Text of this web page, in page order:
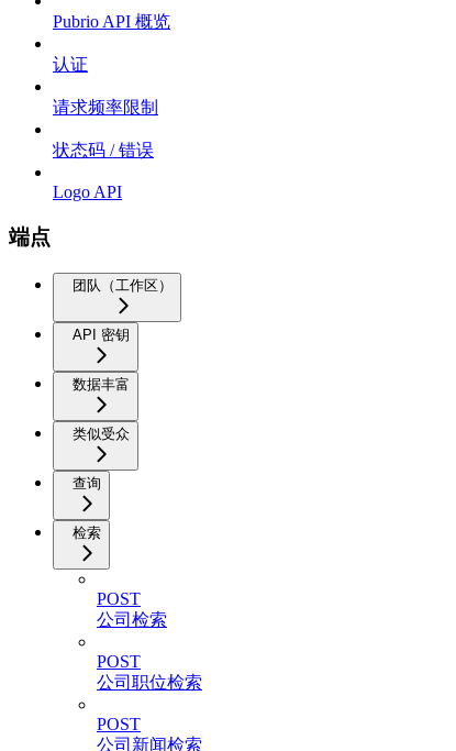
Pubrio API 概览
认证
请求频率限制
状态码 / 错误
Logo API
端点
团队（工作区）
API 密钥
数据丰富
类似受众
查询
检索
POST
公司检索
POST
公司职位检索
POST
公司新闻检索